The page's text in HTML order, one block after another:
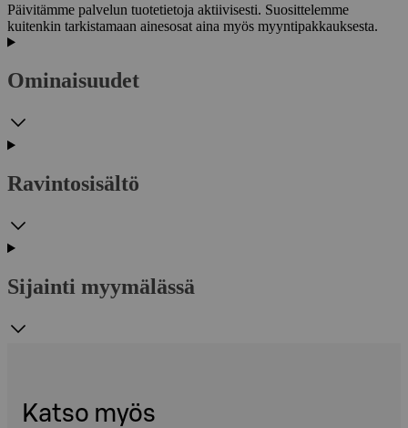
Päivitämme palvelun tuotetietoja aktiivisesti. Suosittelemme
kuitenkin tarkistamaan ainesosat aina myös myyntipakkauksesta.
Ominaisuudet
Ravintosisältö
Sijainti myymälässä
Katso myös